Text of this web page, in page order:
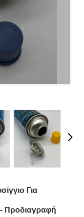
Για
- Προδιαγραφή